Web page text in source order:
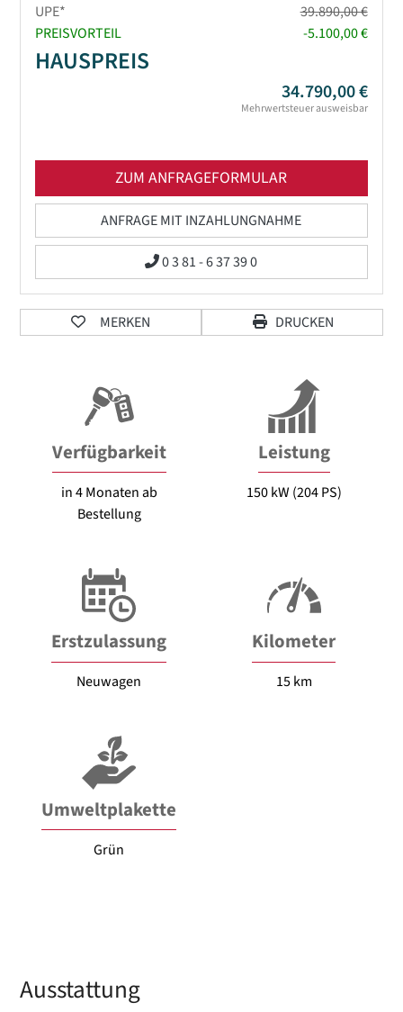
UPE*
39.890,00 €
PREISVORTEIL
-5.100,00 €
HAUSPREIS
34.790,00 €
Mehrwertsteuer ausweisbar
ZUM ANFRAGEFORMULAR
ANFRAGE MIT INZAHLUNGNAHME
0 3 81 - 6 37 39 0
MERKEN DRUCKEN
Verfügbarkeit
in 4 Monaten ab
Bestellung
Leistung
150 kW (204 PS)
Erstzulassung
Neuwagen
Kilometer
15 km
Umweltplakette
Grün
Ausstattung